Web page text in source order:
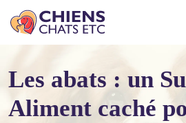
Les abats : un
Aliment caché